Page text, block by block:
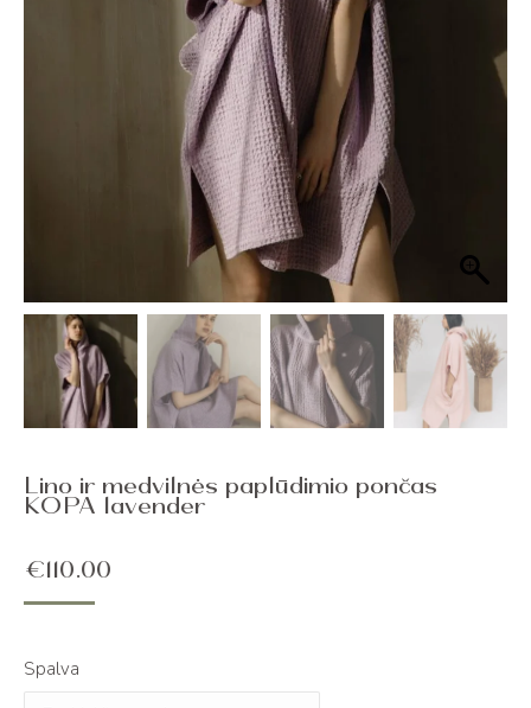
Lino ir medvilnės paplūdimio pončas
KOPA lavender
€110.00
Spalva